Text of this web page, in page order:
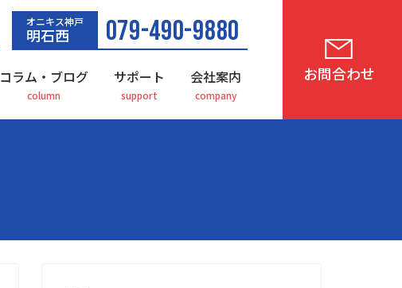
オニキス神戸
明石西 079-490-9880
コラム・ブログ サポート 会社案内 お問合わせ